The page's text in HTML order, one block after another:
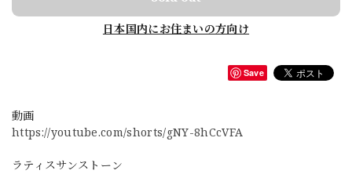
日本国内にお住まいの方向け
Save
動画
https://youtube.com/shorts/gNY-8hCcVFA
ラティスサンストーン